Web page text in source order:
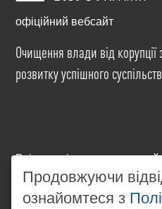
офіційний вебсайт
Очищення влади від
розвитку успішного
Всі матеріали на цьому
ліцензіїCreative Commons
NoDerivatives 4.0
яких матеріалів,
Продовжуючи
ознайомтеся з